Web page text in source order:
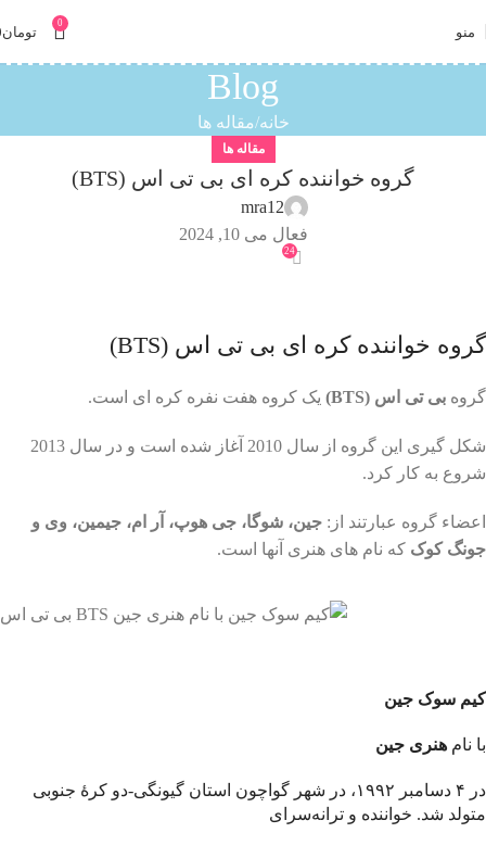
منو
0
تومان
Blog
خانه مقاله ها
مقاله ها
گروه خواننده کره ای بی تی اس (BTS)
mra12
فعال می 10, 2024
24
گروه خواننده کره ای بی تی اس (BTS)
گروه بی تی اس (BTS) یک کروه هفت نفره کره ای است.
شکل گیری این گروه از سال 2010 آغاز شده است و در سال 2013
شروع به کار کرد.
اعضاء گروه عبارتند از: جین، شوگا، جی هوپ، آر ام، جیمین، وی و
جونگ کوک که نام های هنری آنها است.
کیم سوک جین
با نام هنری جین
در ۴ دسامبر ۱۹۹۲، در شهر گواچون استان گیونگی-دو کرهٔ جنوبی
متولد شد. خواننده و ترانه‌سرای